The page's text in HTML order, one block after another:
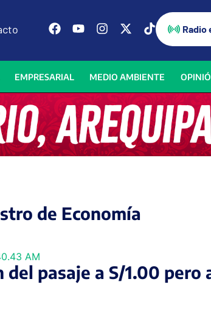
Radio
EMPRESARIAL MEDIO AMBIENTE
de Economía
pasaje a S/1.00 pero